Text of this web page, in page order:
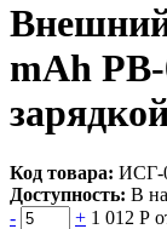
mAh
Код товара: ИСГ-
Доступность: В
-
+ 1 012 Р